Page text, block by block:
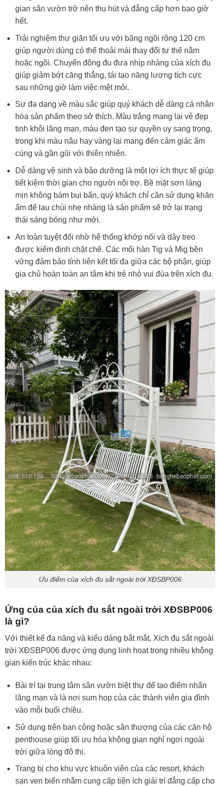
gian sân vườn trở nên thu hút và đẳng cấp hơn bao giờ
hết.
Trải nghiệm thư giãn tối ưu với băng ngồi rộng 120 cm
giúp người dùng có thể thoải mái thay đổi tư thế nằm
hoặc ngồi. Chuyển động đu đưa nhịp nhàng của xích đu
giúp giảm bớt căng thẳng, tái tạo năng lượng tích cực
sau những giờ làm việc mệt mỏi.
Sự đa dạng về màu sắc giúp quý khách dễ dàng cá nhân
hóa sản phẩm theo sở thích. Màu trắng mang lại vẻ đẹp
tinh khôi lãng mạn, màu đen tạo sự quyền uy sang trọng,
trong khi màu nâu hay vàng lại mang đến cảm giác ấm
cúng và gần gũi với thiên nhiên.
Dễ dàng vệ sinh và bảo dưỡng là một lợi ích thực tế giúp
tiết kiệm thời gian cho người nội trợ. Bề mặt sơn láng
mịn không bám bụi bẩn, quý khách chỉ cần sử dụng khăn
ẩm để lau chùi nhẹ nhàng là sản phẩm sẽ trở lại trạng
thái sáng bóng như mới.
An toàn tuyệt đối nhờ hệ thống khớp nối và dây treo
được kiểm định chặt chẽ. Các mối hàn Tig và Mig bền
vững đảm bảo tính liên kết tối đa giữa các bộ phận, giúp
gia chủ hoàn toàn an tâm khi trẻ nhỏ vui đùa trên xích đu.
Ưu điểm của xích đu sắt ngoài trời XĐSBP006
Ứng của của xích đu sắt ngoài trời XĐSBP006
là gì?
Với thiết kế đa năng và kiểu dáng bắt mắt, Xích đu sắt ngoài
trời XĐSBP006 được ứng dụng linh hoạt trong nhiều không
gian kiến trúc khác nhau:
Bài trí tại trung tâm sân vườn biệt thự để tạo điểm nhấn
lãng mạn và là nơi sum họp của các thành viên gia đình
vào mỗi buổi chiều.
Sử dụng trên ban công hoặc sân thượng của các căn hộ
penthouse giúp tối ưu hóa không gian nghỉ ngơi ngoài
trời giữa lòng đô thị.
Trang bị cho khu vực khuôn viên của các resort, khách
sạn ven biển nhằm cung cấp tiện ích giải trí đẳng cấp cho